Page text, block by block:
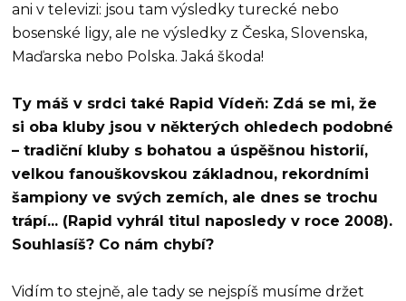
ani v televizi: jsou tam výsledky turecké nebo
bosenské ligy, ale ne výsledky z Česka, Slovenska,
Maďarska nebo Polska. Jaká škoda!
Ty máš v srdci také Rapid Vídeň: Zdá se mi, že
si oba kluby jsou v některých ohledech podobné
– tradiční kluby s bohatou a úspěšnou historií,
velkou fanouškovskou základnou, rekordními
šampiony ve svých zemích, ale dnes se trochu
trápí... (Rapid vyhrál titul naposledy v roce 2008).
Souhlasíš? Co nám chybí?
Vidím to stejně, ale tady se nejspíš musíme držet